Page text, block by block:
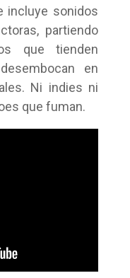
incluye sonidos
partiendo
que tienden
en
Ni indies ni
que fuman.